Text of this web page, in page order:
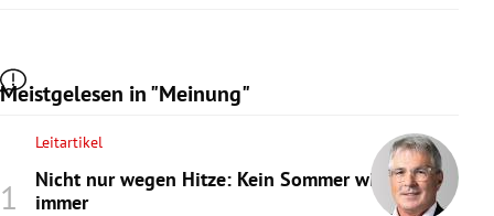
Meistgelesen in "Meinung"
Leitartikel
Nicht nur wegen Hitze: Kein Sommer wie
immer